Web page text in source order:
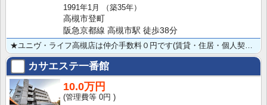
1991年1月
（築35年）
高槻市登町
阪急京都線 高槻市駅 徒歩38分
★ユニヴ・ライフ高槻店は仲介手数料０円です(賃貸・住居・個人契約の場合) ★ペット飼育可（小型犬）★･･･
カサエステ一番館
10.0万円
0円